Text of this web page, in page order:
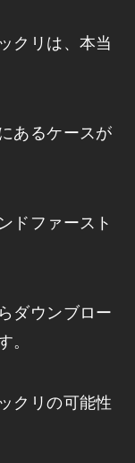
クリは、本当
あるケースが
ドファースト
ダウンブロー
。
クリの可能性